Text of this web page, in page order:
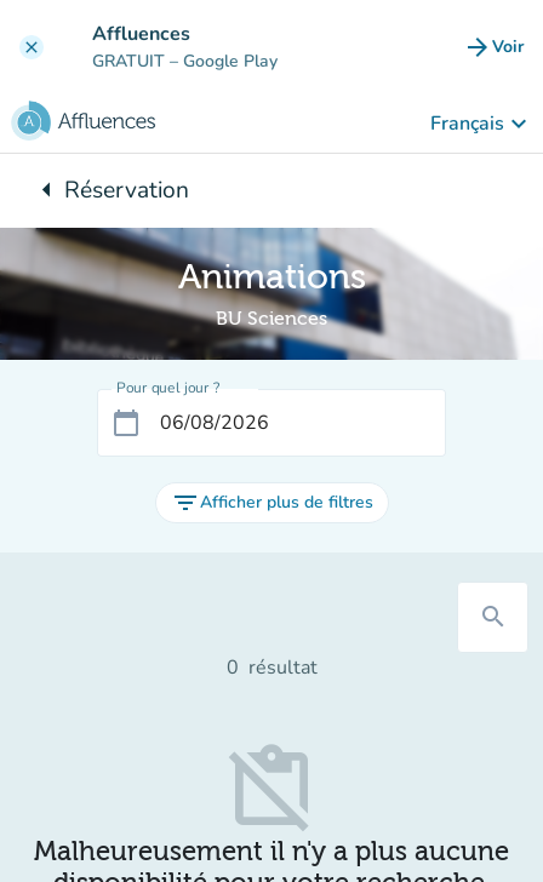
clear Affluences
GRATUIT – Google Play arrow_forward Voir
Français keyboard_arrow_down
arrow_leftRetour à :
Réservation
Animations
BU Sciences
Pour quel jour ?
calendar_today
filter_listAfficher plus de filtres
search
0 résultat
content_paste_off
Malheureusement il n'y a plus aucune